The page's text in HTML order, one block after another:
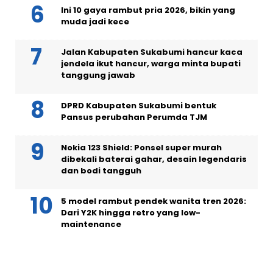
Ini 10 gaya rambut pria 2026, bikin yang
muda jadi kece
Jalan Kabupaten Sukabumi hancur kaca
jendela ikut hancur, warga minta bupati
tanggung jawab
DPRD Kabupaten Sukabumi bentuk
Pansus perubahan Perumda TJM
Nokia 123 Shield: Ponsel super murah
dibekali baterai gahar, desain legendaris
dan bodi tangguh
5 model rambut pendek wanita tren 2026:
Dari Y2K hingga retro yang low-
maintenance